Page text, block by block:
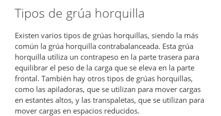
Tipos de grúa horquilla
Existen varios tipos de grúas horquillas, siendo la más
común la grúa horquilla contrabalanceada. Esta grúa
horquilla utiliza un contrapeso en la parte trasera para
equilibrar el peso de la carga que se eleva en la parte
frontal. También hay otros tipos de grúas horquillas,
como las apiladoras, que se utilizan para mover cargas
en estantes altos, y las transpaletas, que se utilizan para
mover cargas en espacios reducidos.